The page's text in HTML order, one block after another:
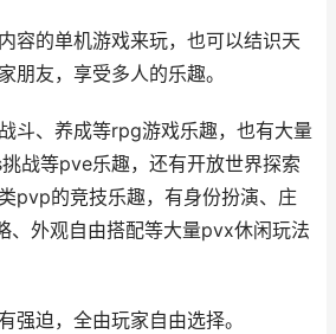
容的单机游戏来玩，也可以结识天
朋友，享受多人的乐趣。
斗、养成等rpg游戏乐趣，也有大量
战等pve乐趣，还有开放世界探索
pvp的竞技乐趣，有身份扮演、庄
、外观自由搭配等大量pvx休闲玩法
强迫，全由玩家自由选择。